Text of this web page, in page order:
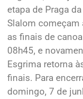
etapa de Praga
Slalom começam
as finais de
08h45, e
Esgrima retorna
finais. Para
domingo, 7 de